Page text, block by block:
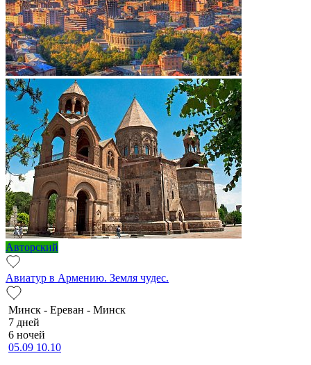
Авторский
Авиатур в Армению. Земля чудес.
Минск - Ереван - Минск
7 дней
6 ночей
05.09 10.10